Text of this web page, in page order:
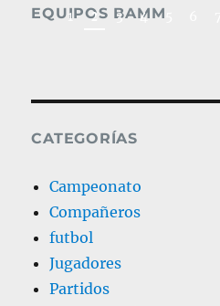
EQUIPOS BAMM
1 2 3 4
CATEGORÍAS
Campeonato
Compañeros
futbol
Jugadores
Partidos